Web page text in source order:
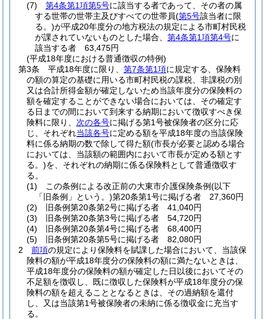
(7)
第4条第1項第5号に該当する者であって、その者の属
する世帯の世帯主及びすべての世帯員(第5号該当者に限
る。)が平成20年度分の地方税法の規定による市町村民税
が課されていないものとした場合、 第4条第1項第4号に
該当する者 63,475円
(平成18年度における普通徴収の特例)
第3条
平成18年度に限り、 第7条第1項に規定する、保険料
の額の算定の基礎に用いる市町村民税の課税、非課税の別
又は合計所得金額が確定しないため当該年度分の保険料の
額を確定することができない場合においては、その確定す
る日までの間において到来する納期において徴収すべき保
険料に限り、 次の各号に掲げる第1号被保険者の区分に応
じ、それぞれ当該各号に定める額を平成18年度の当該保険
料に係る納期の数で除して得た額(市長が必要と認める場合
においては、当該額の範囲内において市長が定める額とす
る。)を、それぞれの納期に係る保険料として普通徴収す
る。
(1)
この条例による改正前の大東市介護保険条例(以下
「旧条例」という。)第20条第1号に掲げる者 27,360円
(2)
旧条例第20条第2号に掲げる者 41,040円
(3)
旧条例第20条第3号に掲げる者 54,720円
(4)
旧条例第20条第4号に掲げる者 68,400円
(5)
旧条例第20条第5号に掲げる者 82,080円
2
前項の規定により保険料を賦課した場合において、当該保
険料の額が平成18年度分の保険料の額に満たないときは、
平成18年度分の保険料の額が確定した日以後においてその
不足額を徴収し、既に徴収した保険料が平成18年度分の保
険料の額を超えることとなるときは、その過納額を還付
し、又は当該第1号被保険者の未納に係る徴収金に充当す
る。